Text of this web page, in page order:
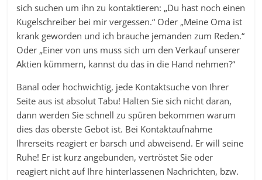
sich suchen um ihn zu kontaktieren: „Du hast noch einen
Kugelschreiber bei mir vergessen.“ Oder „Meine Oma ist
krank geworden und ich brauche jemanden zum Reden.“
Oder „Einer von uns muss sich um den Verkauf unserer
Aktien kümmern, kannst du das in die Hand nehmen?“
Banal oder hochwichtig, jede Kontaktsuche von Ihrer
Seite aus ist absolut Tabu! Halten Sie sich nicht daran,
dann werden Sie schnell zu spüren bekommen warum
dies das oberste Gebot ist. Bei Kontaktaufnahme
Ihrerseits reagiert er barsch und abweisend. Er will seine
Ruhe! Er ist kurz angebunden, vertröstet Sie oder
reagiert nicht auf Ihre hinterlassenen Nachrichten, bzw.